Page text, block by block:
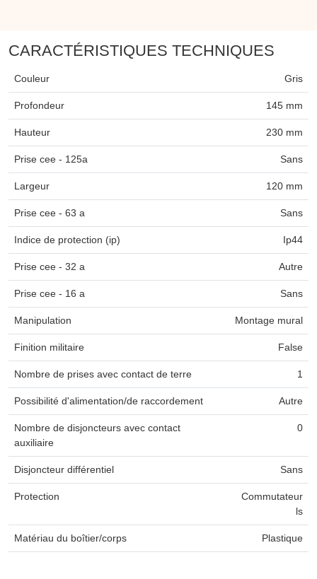
CARACTÉRISTIQUES TECHNIQUES
Couleur Gris
Profondeur 145 mm
Hauteur 230 mm
Prise cee - 125a Sans
Largeur 120 mm
Prise cee - 63 a Sans
Indice de protection (ip) Ip44
Prise cee - 32 a Autre
Prise cee - 16 a Sans
Manipulation Montage mural
Finition militaire False
Nombre de prises avec contact de terre 1
Possibilité d'alimentation/de raccordement Autre
Nombre de disjoncteurs avec contact
auxiliaire
0
Disjoncteur différentiel Sans
Protection
Commutateur
ls
Matériau du boîtier/corps Plastique